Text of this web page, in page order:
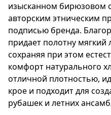
изысканном бирюзовом
авторским этническим
подписью бренда.
придает полотну мягкий
сохраняя при этом
комфорт натурального
отличной плотностью,
крое и подходит для
рубашек и летних